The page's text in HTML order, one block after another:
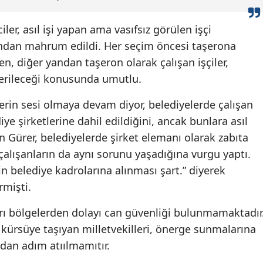
Manisa
Kahramanmaraş
Muğla
Muş
Nevşehir
Ordu
Rize
asıl işi yapan ama vasıfsız görülen işçi
mahrum edildi. Her seçim öncesi taşerona
diğer yandan taşeron olarak çalışan işçiler,
konusunda umutlu.
sesi olmaya devam diyor, belediyelerde çalışan
şirketlerine dahil edildiğini, ancak bunlara asıl
belediyelerde şirket elemanı olarak zabıta
da aynı sorunu yaşadığına vurgu yaptı.
belediye kadrolarına alınması şart.” diyerek
bölgelerden dolayı can güvenliği
taşıyan milletvekilleri, önerge sunmalarına
adım atıılmamıtır.